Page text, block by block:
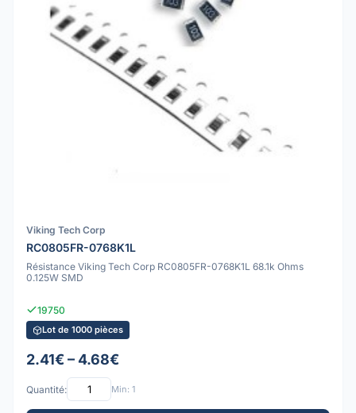
Viking Tech Corp
RC0805FR-0768K1L
Résistance Viking Tech Corp RC0805FR-0768K1L 68.1k Ohms
0.125W SMD
19750
Lot de 1000 pièces
2.41€ – 4.68€
Quantité: Min: 1